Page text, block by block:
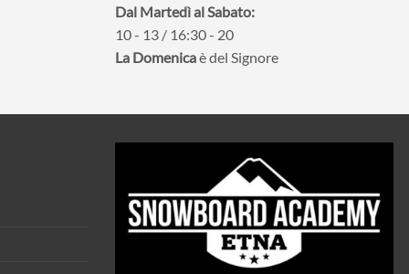
Dal Martedì al Sabato:
10 - 13 / 16:30 - 20
La Domenicaè del Signore